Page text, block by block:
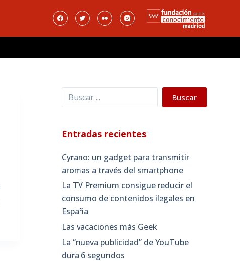
Buscar Buscar
Entradas recientes
Cyrano: un gadget para transmitir
aromas a través del smartphone
La TV Premium consigue reducir el
consumo de contenidos ilegales en
España
Las vacaciones más Geek
La “nueva publicidad” de YouTube
dura 6 segundos